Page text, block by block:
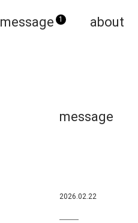
message 1 about
message
2026.02.22